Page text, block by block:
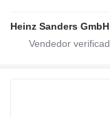
Heinz Sanders GmbH